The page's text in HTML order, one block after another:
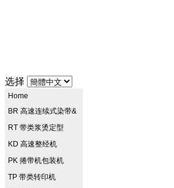
选择
Home
BR 高速连续式染带&
RT 带类浆烫定型
KD 高速整经机
PK 捲带机包装机
TP 带类转印机